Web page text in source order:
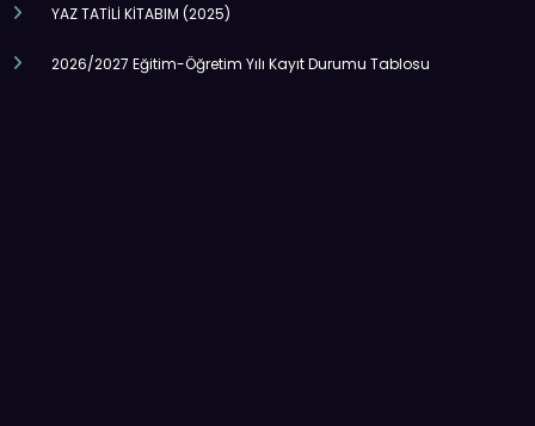
YAZ TATİLİ KİTABIM (2025)
2026/2027 Eğitim-Öğretim Yılı Kayıt Durumu Tablosu